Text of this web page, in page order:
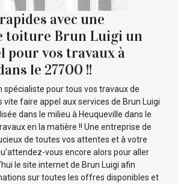
avec une
toiture Brun Luigi un
pour vos travaux à
le 27700 !!
spécialiste pour tous vos travaux de
vite faire appel aux services de Brun Luigi
dans le milieu à Heuqueville dans le
en la matière !! Une entreprise de
de toutes vos attentes et à votre
vous encore alors pour aller
le site internet de Brun Luigi afin
sur toutes les offres disponibles et